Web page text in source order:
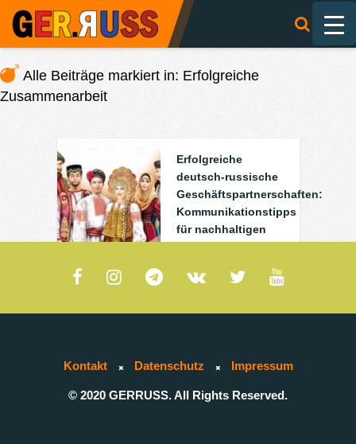
Alle Beiträge markiert in: Erfolgreiche
Zusammenarbeit
Erfolgreiche
deutsch-russische
Geschäftspartnerschaften:
Kommunikationstipps
für nachhaltigen
Kontakt Datenschutz Impressum
© 2020 GERRUSS. All Rights Reserved.